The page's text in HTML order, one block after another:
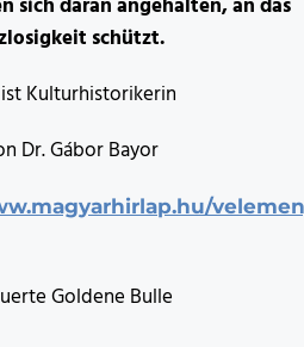
sich daran angehalten, an das
schützt.
Kulturhistorikerin
Dr. Gábor Bayor
Goldene Bulle